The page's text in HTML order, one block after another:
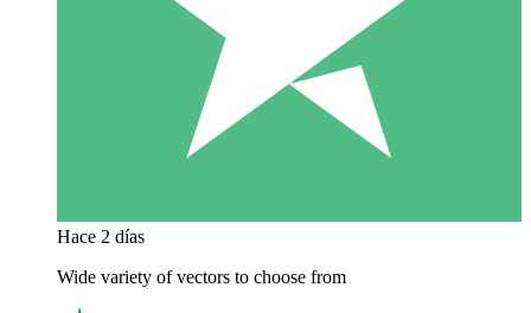
Hace 2 días
Wide variety of vectors to choose from